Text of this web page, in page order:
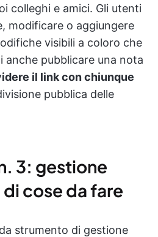
colleghi e amici. Gli utenti
modificare o aggiungere
visibili a coloro che
anche pubblicare una nota
il link con chiunque
pubblica delle
3: gestione
cose da fare
strumento di gestione